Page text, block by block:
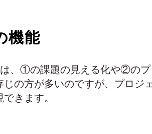
機能
、①の課題の見える化や②のプ
の方が多いのですが、プロジ
きます。